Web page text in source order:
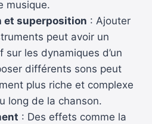
musique.
et superposition : Ajouter
peut avoir un
les dynamiques d’un
différents sons peut
plus riche et complexe
long de la chanson.
: Des effets comme la